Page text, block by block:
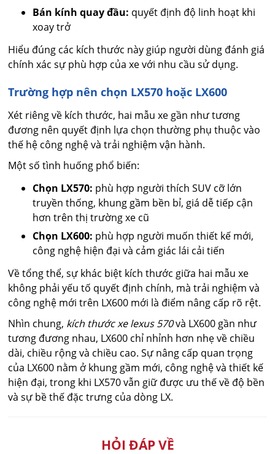
Bán kính quay đầu: quyết định độ linh hoạt khi
xoay trở
Hiểu đúng các kích thước này giúp người dùng đánh giá
chính xác sự phù hợp của xe với nhu cầu sử dụng.
Trường hợp nên chọn LX570 hoặc LX600
Xét riêng về kích thước, hai mẫu xe gần như tương
đương nên quyết định lựa chọn thường phụ thuộc vào
thế hệ công nghệ và trải nghiệm vận hành.
Một số tình huống phổ biến:
Chọn LX570: phù hợp người thích SUV cỡ lớn
truyền thống, khung gầm bền bỉ, giá dễ tiếp cận
hơn trên thị trường xe cũ
Chọn LX600: phù hợp người muốn thiết kế mới,
công nghệ hiện đại và cảm giác lái cải tiến
Về tổng thể, sự khác biệt kích thước giữa hai mẫu xe
không phải yếu tố quyết định chính, mà trải nghiệm và
công nghệ mới trên LX600 mới là điểm nâng cấp rõ rệt.
Nhìn chung, kích thước xe lexus 570và LX600 gần như
tương đương nhau, LX600 chỉ nhỉnh hơn nhẹ về chiều
dài, chiều rộng và chiều cao. Sự nâng cấp quan trọng
của LX600 nằm ở khung gầm mới, công nghệ và thiết kế
hiện đại, trong khi LX570 vẫn giữ được ưu thế về độ bền
và sự bề thế đặc trưng của dòng LX.
HỎI ĐÁP VỀ